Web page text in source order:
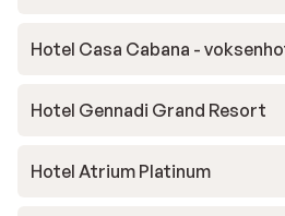
Hotel Casa Cabana -
Hotel Gennadi Grand Resort
Hotel Atrium Platinum